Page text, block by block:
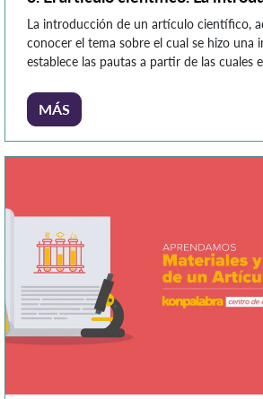
La introducción de un artículo científico,
conocer el tema sobre el cual se hizo una
establece las pautas a partir de las cuales
en esta parte el autor “presenta la
antecedentes teóricos y prácticos, los
MÁS